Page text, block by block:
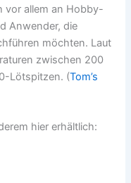
vor allem an Hobby-
Anwender, die
möchten. Laut
zwischen 200
Lötspitzen. (Tom’s
hier erhältlich: